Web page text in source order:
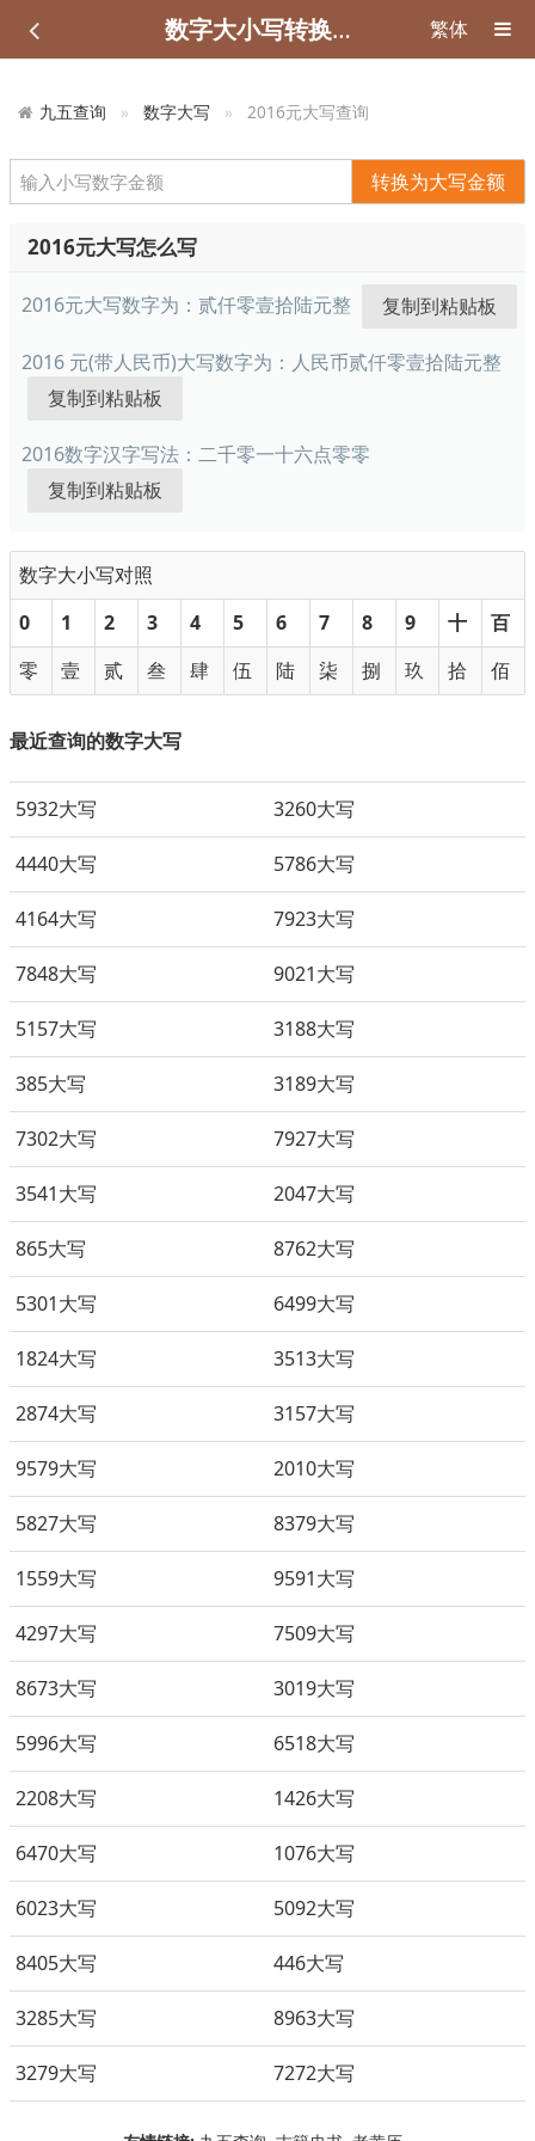
数字大小写转换在线工具 繁体
九五查询 数字大写 2016元大写查询
转换为大写金额
2016元大写怎么写
2016元大写数字为： 贰仟零壹拾陆元整
2016 元(带人民币)大写数字为： 人民币贰仟零壹拾陆元整
2016数字汉字写法： 二千零一十六点零零
数字大小写对照
0
1 2 3 4 5 6 7 8 9 十
百
零
壹 贰 叁 肆 伍 陆 柒 捌 玖 拾 佰
最近查询的数字大写
5932大写 3260大写
4440大写 5786大写
4164大写 7923大写
7848大写 9021大写
5157大写 3188大写
385大写 3189大写
7302大写 7927大写
3541大写 2047大写
865大写 8762大写
5301大写 6499大写
1824大写 3513大写
2874大写 3157大写
9579大写 2010大写
5827大写 8379大写
1559大写 9591大写
4297大写 7509大写
8673大写 3019大写
5996大写 6518大写
2208大写 1426大写
6470大写 1076大写
6023大写 5092大写
8405大写 446大写
3285大写 8963大写
3279大写 7272大写